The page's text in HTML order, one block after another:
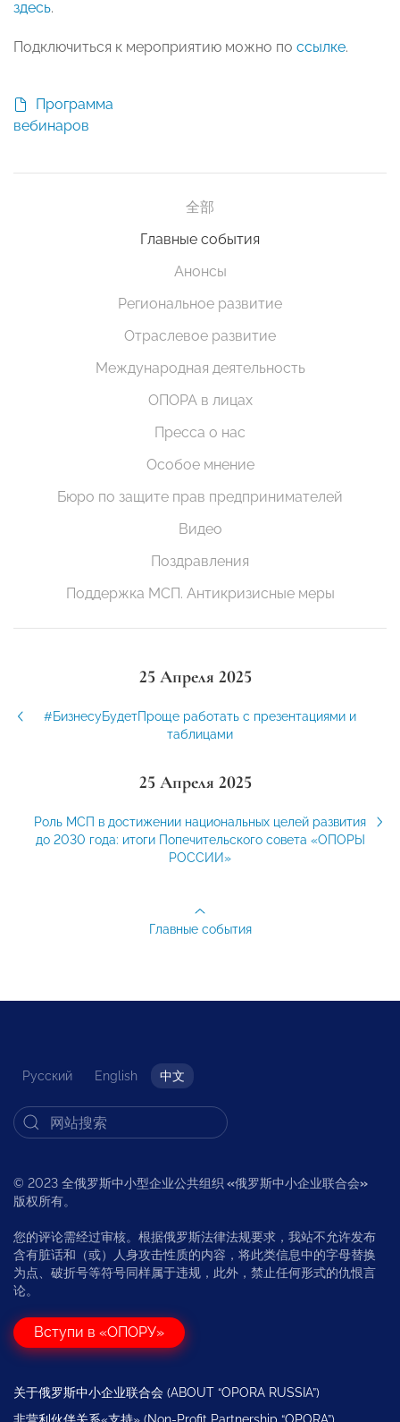
здесь.
Подключиться к мероприятию можно по ссылке.
вебинаров
全部
Главные события
Анонсы
Региональное развитие
Отраслевое развитие
Международная деятельность
ОПОРА в лицах
Пресса о нас
Особое мнение
Бюро по защите прав предпринимателей
Видео
Поздравления
Поддержка МСП. Антикризисные меры
25 Апреля 2025
#БизнесуБудетПроще работать с презентациями и
таблицами
25 Апреля 2025
Роль МСП в достижении национальных целей развития
до 2030 года: итоги Попечительского совета «ОПОРЫ
РОССИИ»
Главные события
Русский English 中文
© 2023 全俄罗斯中小型企业公共组织 «俄罗斯中小企业联合会»
版权所有。
您的评论需经过审核。根据俄罗斯法律法规要求，我站不允许发布
含有脏话和（或）人身攻击性质的内容，将此类信息中的字母替换
为点、破折号等符号同样属于违规，此外，禁止任何形式的仇恨言
论。
Вступи в «ОПОРУ»
关于俄罗斯中小企业联合会 (ABOUT “OPORA RUSSIA”)